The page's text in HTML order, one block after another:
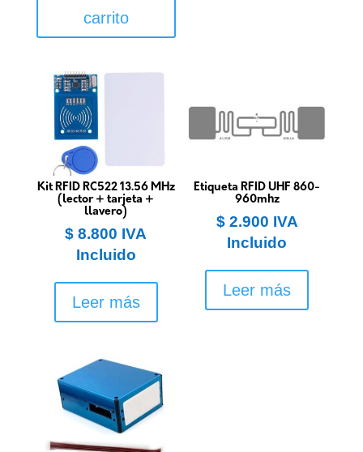
carrito
Kit RFID RC522 13.56 MHz
(lector + tarjeta +
llavero)
$ 8.800 IVA
Incluido
Leer más
Etiqueta RFID UHF 860-
960mhz
$2.900 IVA
Incluido
Leer más